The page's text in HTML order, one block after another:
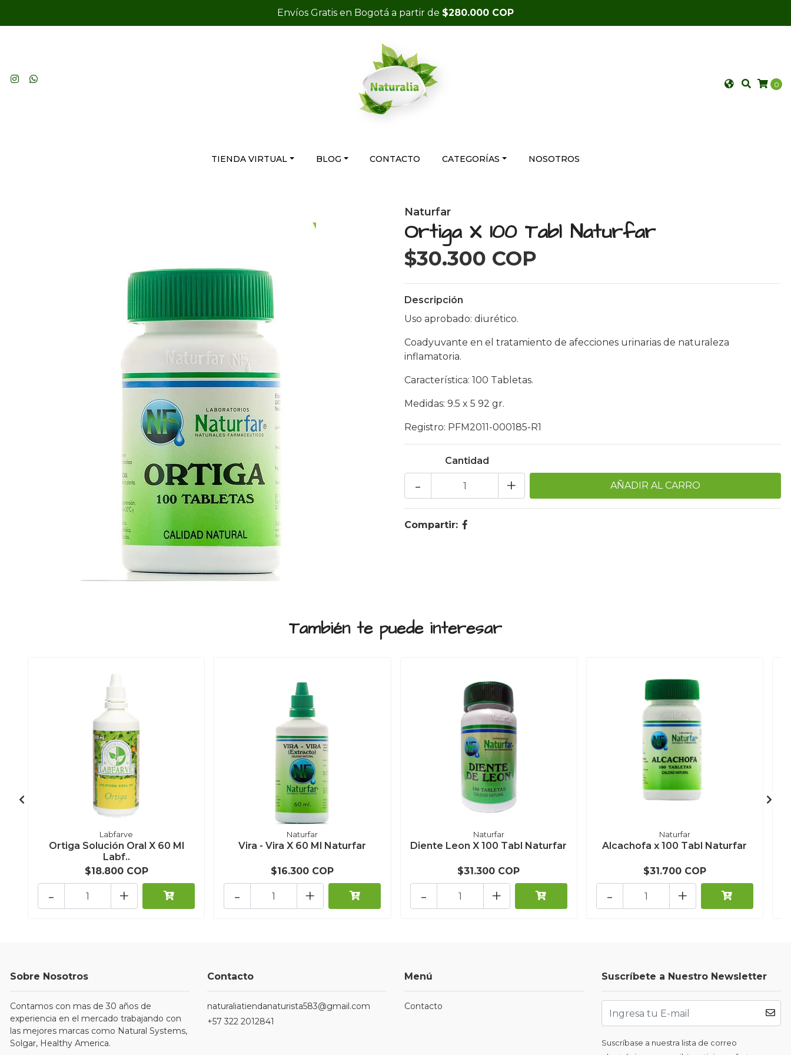
Envíos Gratis en Bogotá a partir de $280.000 COP
0
TIENDA VIRTUAL BLOG CONTACTO CATEGORÍAS NOSOTROS
Naturfar
Ortiga X 100 Tabl Naturfar
$30.300 COP
Descripción
Uso aprobado: diurético.
Coadyuvante en el tratamiento de afecciones urinarias de naturaleza
inflamatoria.
Característica: 100 Tabletas.
Medidas: 9.5 x 5 92 gr.
Registro: PFM2011-000185-R1
Cantidad
+
-
Compartir:
También te puede interesar
Labfarve
Ortiga Solución Oral X 60 Ml
Labf..
$18.800 COP
+
-
Naturfar
Vira - Vira X 60 Ml Naturfar
$16.300 COP
+
-
Naturfar
Diente Leon X 100 Tabl Naturfar
$31.300 COP
+
-
Naturfar
Alcachofa x 100 Tabl Naturfar
$31.700 COP
+
-
Sobre Nosotros
Contamos con mas de 30 años de
experiencia en el mercado trabajando con
las mejores marcas como Natural Systems,
Solgar, Healthy America.
Contacto
naturaliatiendanaturista583@gmail.com
+57 322 2012841
Menú
Contacto
Suscríbete a Nuestro Newsletter
Suscríbase a nuestra lista de correo